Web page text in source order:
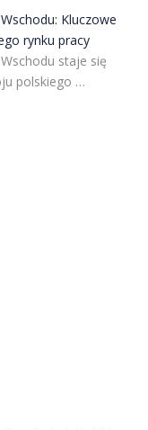
Kluczowe
rynku pracy
staje się
polskiego …